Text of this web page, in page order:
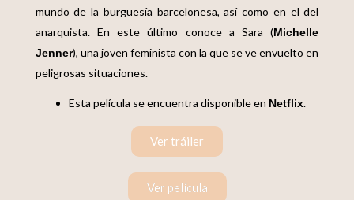
mundo de la burguesía barcelonesa, así como en el del
anarquista. En este último conoce a Sara (Michelle
Jenner), una joven feminista con la que se ve envuelto en
peligrosas situaciones.
Esta película se encuentra disponible en Netflix.
Ver tráiler
Ver película